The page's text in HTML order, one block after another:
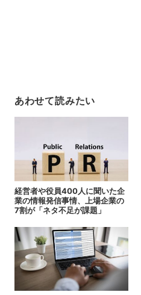
あわせて読みたい
経営者や役員400人に聞いた企
業の情報発信事情、上場企業の
7割が「ネタ不足が課題」